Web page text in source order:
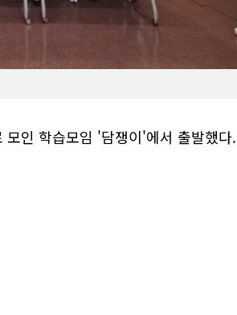
인 학습모임 '담쟁이'에서 출발했다.